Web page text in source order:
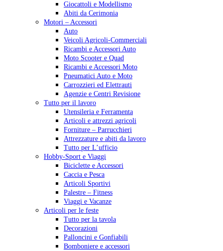
Giocattoli e Modellismo
Abiti da Cerimonia
Motori – Accessori
Auto
Veicoli Agricoli-Commerciali
Ricambi e Accessori Auto
Moto Scooter e Quad
Ricambi e Accessori Moto
Pneumatici Auto e Moto
Carrozzieri ed Elettrauti
Agenzie e Centri Revisione
Tutto per il lavoro
Utensileria e Ferramenta
Articoli e attrezzi agricoli
Forniture – Parrucchieri
Attrezzature e abiti da lavoro
Tutto per L’ufficio
Hobby-Sport e Viaggi
Biciclette e Accessori
Caccia e Pesca
Articoli Sportivi
Palestre – Fitness
Viaggi e Vacanze
Articoli per le feste
Tutto per la tavola
Decorazioni
Palloncini e Gonfiabili
Bomboniere e accessori